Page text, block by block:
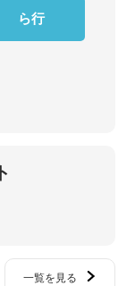
ら行
一覧を見る